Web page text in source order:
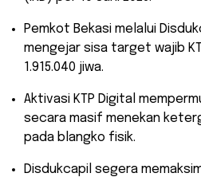
​Pemkot Bekasi melalui
mengejar sisa target wajib
1.915.040 jiwa.
​Aktivasi KTP Digital
secara masif menekan
pada blangko fisik.
​Disdukcapil segera